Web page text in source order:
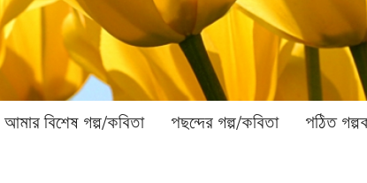
আমার বিশেষ গল্প/কবিতা পছন্দের গল্প/কবিতা পঠিত